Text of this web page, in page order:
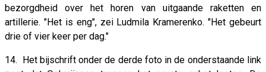
bezorgdheid over het horen van uitgaande raketten en
artillerie. "Het is eng", zei Ludmila Kramerenko. "Het gebeurt
drie of vier keer per dag."
14. Het bijschrift onder de derde foto in de onderstaande link